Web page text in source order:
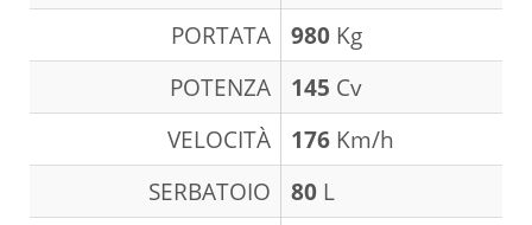
PORTATA
980 Kg
POTENZA
145 Cv
VELOCITÀ
176 Km/h
SERBATOIO
80 L